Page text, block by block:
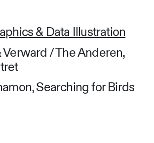
& Data Illustration
/ The Anderen,
Searching for Birds